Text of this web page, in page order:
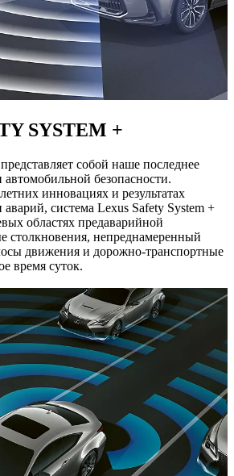
SYSTEM +
собой наше последнее
автомобильной безопасности.
инновациях и результатах
система Lexus Safety System +
областях предаварийной
столкновения, непреднамеренный
движения и дорожно-транспортные
время суток.